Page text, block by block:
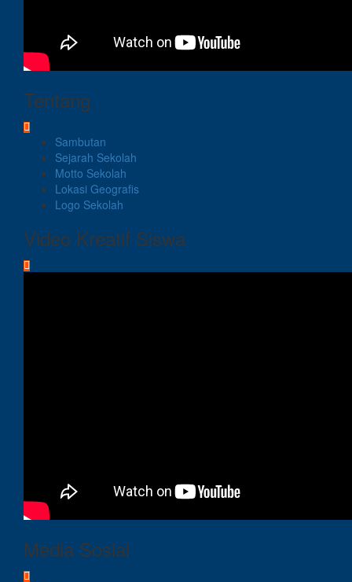
Tentang
Sambutan
Sejarah Sekolah
Motto Sekolah
Lokasi Geografis
Logo Sekolah
Video Kreatif Siswa
Media Sosial